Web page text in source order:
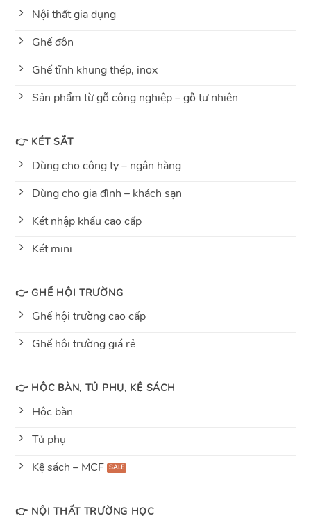
Nội thất gia dụng
Ghế đôn
Ghế tĩnh khung thép, inox
Sản phẩm từ gỗ công nghiệp – gỗ tự nhiên
👉 KÉT SẮT
Dùng cho công ty – ngân hàng
Dùng cho gia đình – khách sạn
Két nhập khẩu cao cấp
Két mini
👉 GHẾ HỘI TRƯỜNG
Ghế hội trường cao cấp
Ghế hội trường giá rẻ
👉 HỘC BÀN, TỦ PHỤ, KỆ SÁCH
Hộc bàn
Tủ phụ
Kệ sách – MCF
👉 NỘI THẤT TRƯỜNG HỌC